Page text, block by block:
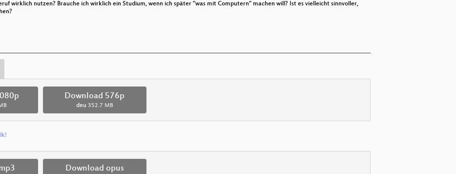
wirklich nutzen? Brauche ich wirklich ein Studium, wenn ich später "was mit Computern" machen will? Ist es vielleicht sinnvoller,
Download 576p
deu 352.7 MB
Download opus